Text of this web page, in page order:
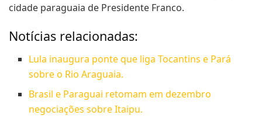
cidade paraguaia de Presidente Franco.
Notícias relacionadas:
Lula inaugura ponte que liga Tocantins e Pará
sobre o Rio Araguaia.
Brasil e Paraguai retomam em dezembro
negociações sobre Itaipu.